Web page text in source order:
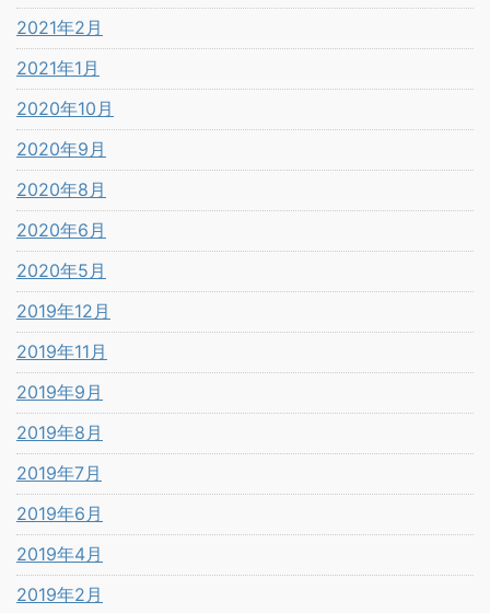
2021年2月
2021年1月
2020年10月
2020年9月
2020年8月
2020年6月
2020年5月
2019年12月
2019年11月
2019年9月
2019年8月
2019年7月
2019年6月
2019年4月
2019年2月